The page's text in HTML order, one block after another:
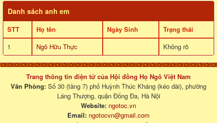
Danh sách anh em
STT Họ tên Ngày Sinh
Trạng thái
1
Ngô Hữu Thực Không rõ
Trang thông tin điện tử của Hội đồng Họ Ngô Việt Nam
Văn Phòng: Số 30 (tầng 7) phố Huỳnh Thúc Kháng (kéo dài), phường
Láng Thượng, quận Đống Đa, Hà Nội
Website: ngotoc.vn
Email: ngotocvn@gmail.com